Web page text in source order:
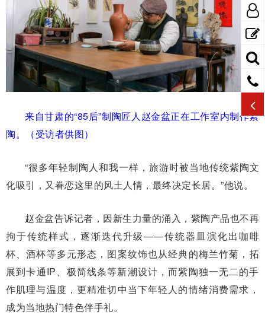
来自甘肃的“85后”制陶匠人赵金盆正在工作室内制作紫
陶。（受访者供图）
“很多年轻制陶人和我一样，旅游时被当地传统紫陶文
化吸引，又眷恋这里的风土人情，最终决定长居。”他说。
赵金盆告诉记者，因新生力量的涌入，紫陶产品也不再
拘于传统样式，逐渐迭代升级——传统器皿演化出咖啡
杯、酒杯等多元形态，图案纹饰也从经典的梅兰竹菊，拓
展到卡通IP、极简线条等新潮设计，而紫陶独一无二的手
作肌理与温度，更精准切中当下年轻人的情绪消费需求，
成为当地热门特色伴手礼。